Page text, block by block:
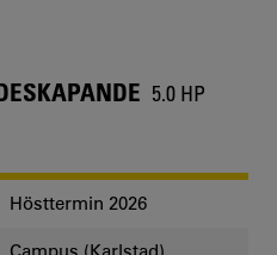
5.0 HP
Hösttermin 2026